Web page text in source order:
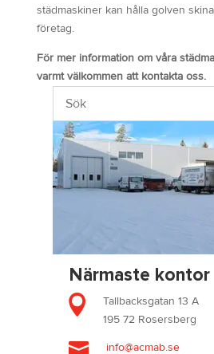
städmaskiner kan hålla golven
företag.
För mer information om våra
varmt välkommen att kontakta oss.
Närmaste kontor

Tallbacksgatan 13 A
195 72 Rosersberg
 info@acmab.se